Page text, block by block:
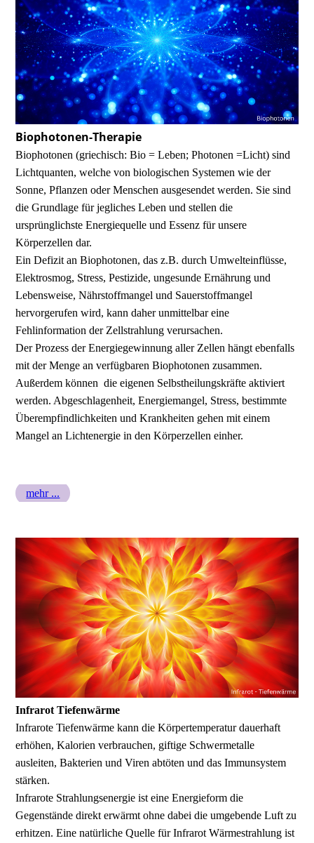
Biophotonen-Therapie
Biophotonen (griechisch: Bio = Leben; Photonen =Licht) sind
Lichtquanten, welche von biologischen Systemen wie der
Sonne, Pflanzen oder Menschen ausgesendet werden. Sie sind
die Grundlage für jegliches Leben und stellen die
ursprünglichste Energiequelle und Essenz für unsere
Körperzellen dar.
Ein Defizit an Biophotonen, das z.B. durch Umwelteinflüsse,
Elektrosmog, Stress, Pestizide, ungesunde Ernährung und
Lebensweise, Nährstoffmangel und Sauerstoffmangel
hervorgerufen wird, kann daher unmittelbar eine
Fehlinformation der Zellstrahlung verursachen.
Der Prozess der Energiegewinnung aller Zellen hängt ebenfalls
mit der Menge an verfügbaren Biophotonen zusammen.
Außerdem können die eigenen Selbstheilungskräfte aktiviert
werden. Abgeschlagenheit, Energiemangel, Stress, bestimmte
Überempfindlichkeiten und Krankheiten gehen mit einem
Mangel an Lichtenergie in den Körperzellen einher.
mehr ...
Infrarot Tiefenwärme
Infrarote Tiefenwärme kann die Körpertemperatur dauerhaft
erhöhen, Kalorien verbrauchen, giftige Schwermetalle
ausleiten, Bakterien und Viren abtöten und das Immunsystem
stärken.
Infrarote Strahlungsenergie ist eine Energieform die
Gegenstände direkt erwärmt ohne dabei die umgebende Luft zu
erhitzen. Eine natürliche Quelle für Infrarot Wärmestrahlung ist